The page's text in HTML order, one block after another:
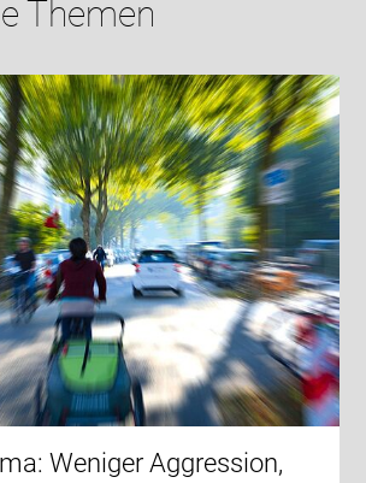
Themen
Weniger Aggression,